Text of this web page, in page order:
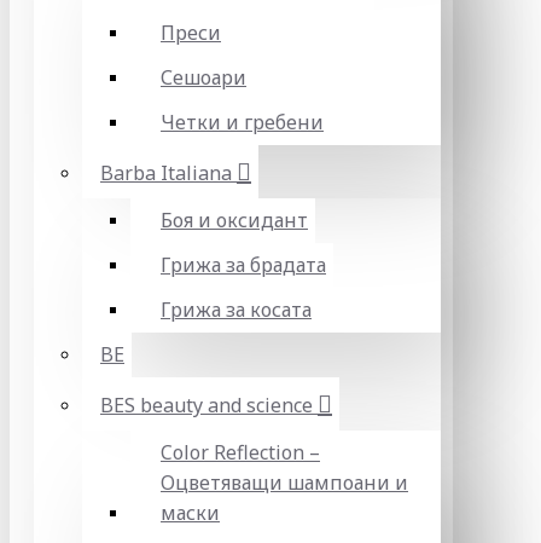
Преси
Сешоари
Четки и гребени
Barba Italiana
Боя и оксидант
Грижа за брадата
Грижа за косата
BE
BES beauty and science
Color Reflection –
Оцветяващи шампоани и
маски